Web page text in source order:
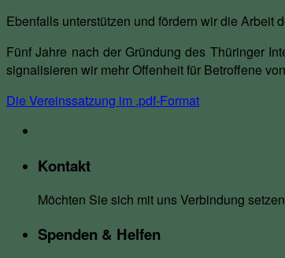
Ebenfalls unterstützen und fördern wir die Arbeit
Fünf Jahre nach der Gründung des Thüringer
signalisieren wir mehr Offenheit für Betroffene
Die Vereinssatzung im .pdf-Format
Kontakt
Möchten Sie sich mit uns Verbindung
Spenden & Helfen